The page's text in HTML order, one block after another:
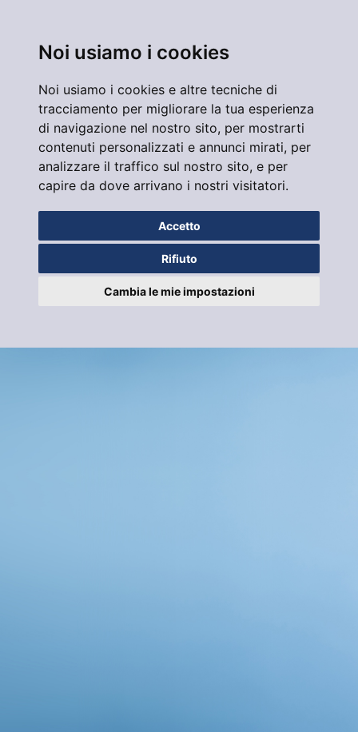
Noi usiamo i cookies
Noi usiamo i cookies e altre tecniche di
tracciamento per migliorare la tua esperienza
di navigazione nel nostro sito, per mostrarti
contenuti personalizzati e annunci mirati, per
analizzare il traffico sul nostro sito, e per
capire da dove arrivano i nostri visitatori.
Accetto
Rifiuto
Cambia le mie impostazioni